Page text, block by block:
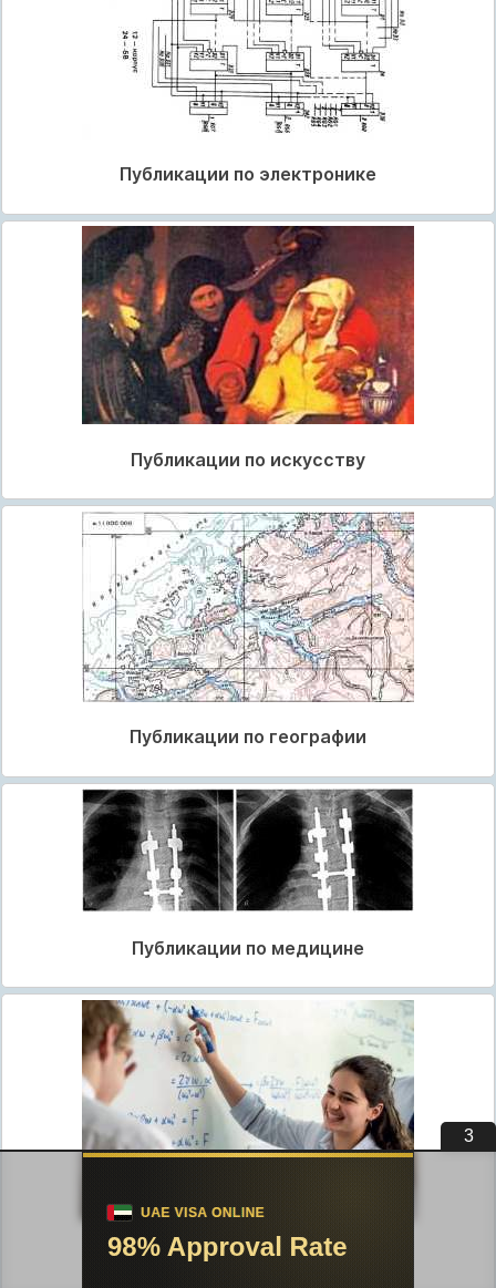
Публикации по электронике
Публикации по искусству
Публикации по географии
Публикации по медицине
Публикации по педагогике
2